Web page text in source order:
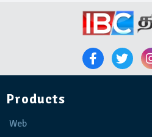
Products
Web